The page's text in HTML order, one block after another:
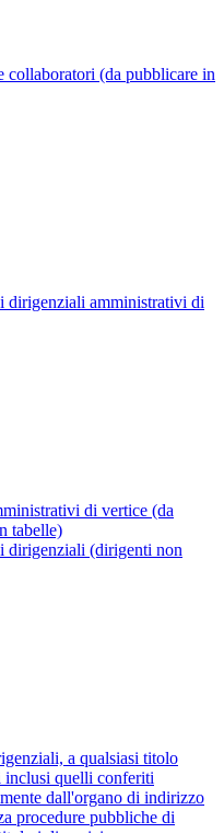
collaboratori (da pubblicare in
dirigenziali amministrativi di
di vertice (da
tabelle)
dirigenziali (dirigenti non
a qualsiasi titolo
quelli conferiti
dall'organo di indirizzo
procedure pubbliche di